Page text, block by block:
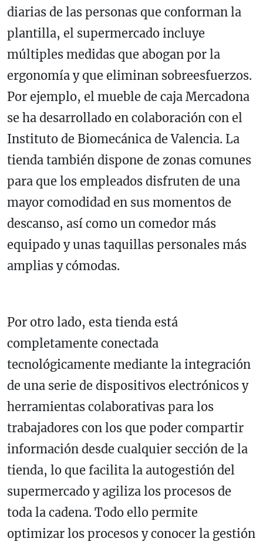
diarias de las personas que conforman la
plantilla, el supermercado incluye
múltiples medidas que abogan por la
ergonomía y que eliminan sobreesfuerzos.
Por ejemplo, el mueble de caja Mercadona
se ha desarrollado en colaboración con el
Instituto de Biomecánica de Valencia. La
tienda también dispone de zonas comunes
para que los empleados disfruten de una
mayor comodidad en sus momentos de
descanso, así como un comedor más
equipado y unas taquillas personales más
amplias y cómodas.
Por otro lado, esta tienda está
completamente conectada
tecnológicamente mediante la integración
de una serie de dispositivos electrónicos y
herramientas colaborativas para los
trabajadores con los que poder compartir
información desde cualquier sección de la
tienda, lo que facilita la autogestión del
supermercado y agiliza los procesos de
toda la cadena. Todo ello permite
optimizar los procesos y conocer la gestión